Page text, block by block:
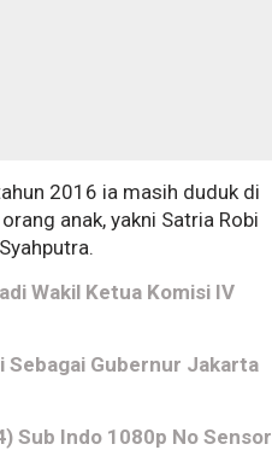
2016 ia masih duduk di
anak, yakni Satria Robi
Wakil Ketua Komisi IV
Sebagai Gubernur Jakarta
Sub Indo 1080p No Sensor